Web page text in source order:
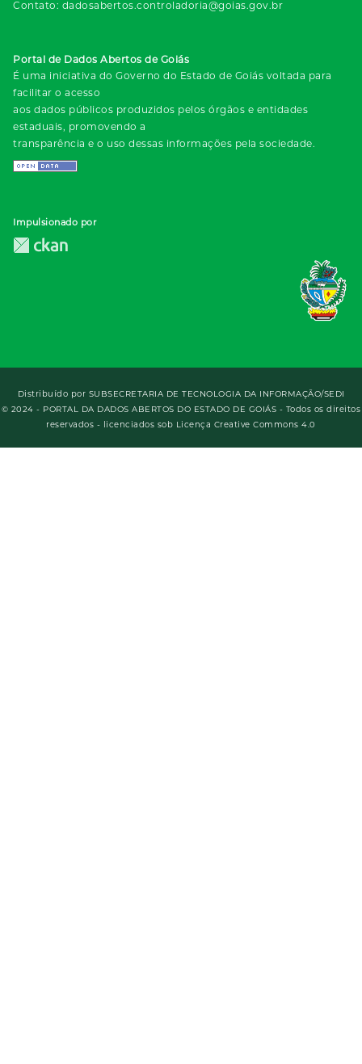
Contato: dadosabertos.controladoria@goias.gov.br
Portal de Dados Abertos de Goiás
É uma iniciativa do Governo do Estado de Goiás voltada para
facilitar o acesso
aos dados públicos produzidos pelos órgãos e entidades
estaduais, promovendo a
transparência e o uso dessas informações pela sociedade.
Impulsionado por
Distribuído por SUBSECRETARIA DE TECNOLOGIA DA INFORMAÇÃO/SEDI
© 2024 - PORTAL DA DADOS ABERTOS DO ESTADO DE GOIÁS - Todos os direitos
reservados - licenciados sob Licença Creative Commons 4.0